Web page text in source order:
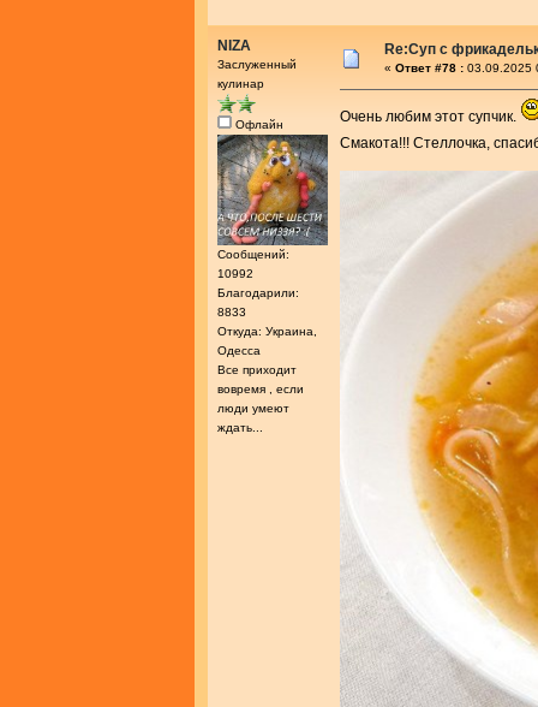
NIZA
Заслуженный
кулинар
Офлайн
Сообщений:
10992
Благодарили:
8833
Откуда: Украина,
Одесса
Все приходит
вовремя , если
люди умеют
ждать...
Re:Суп с
« Ответ #78 : 03.09.2025
Очень любим этот супчик.
Смакота!!! Стеллочка,